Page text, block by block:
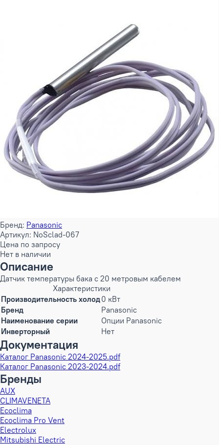
Бренд: Panasonic
Артикул: NoSclad-067
Цена по запросу
Нет в наличии
Описание
Датчик температуры бака с 20 метровым кабелем
Характеристики
Производительность холод0 кВт
Бренд
Panasonic
Наименование серии
Опции Panasonic
Инверторный
Нет
Документация
Каталог Panasonic 2024-2025.pdf
Каталог Panasonic 2023-2024.pdf
Бренды
AUX
CLIMAVENETA
Ecoclima
Ecoclima Pro Vent
Electrolux
Mitsubishi Electric